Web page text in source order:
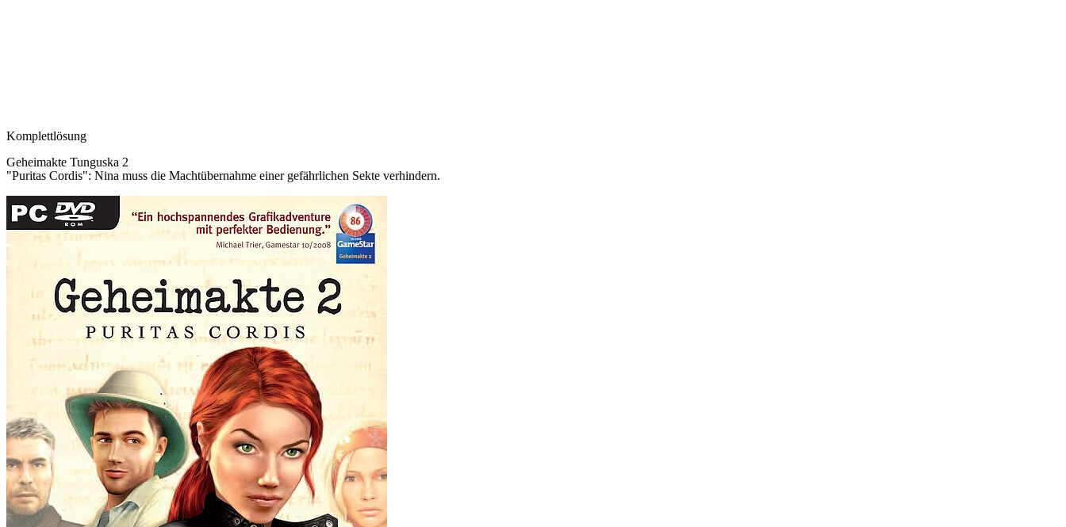
Komplettlösung
Geheimakte Tunguska 2
"Puritas Cordis": Nina muss die Machtübernahme einer gefährlichen Sekte verhindern.